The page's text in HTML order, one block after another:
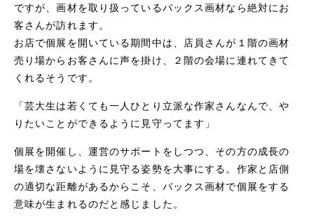
ですが、画材を取り扱っているバックス画材なら絶対にお
客さんが訪れます。
お店で個展を開いている期間中は、店員さんが１階の画材
売り場からお客さんに声を掛け、２階の会場に連れてきて
くれるそうです。
「芸大生は若くても一人ひとり立派な作家さんなんで、や
りたいことができるように見守ってます」
個展を開催し、運営のサポートをしつつ、その方の成長の
場を壊さないように見守る姿勢を大事にする。作家と店側
の適切な距離があるからこそ、バックス画材で個展をする
意味が生まれるのだと感じました。